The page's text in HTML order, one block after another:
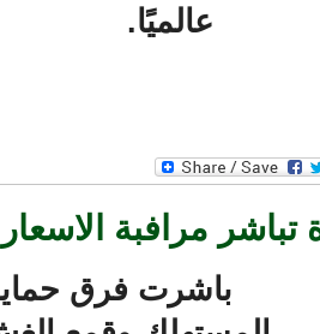
عالميًا.
مرافبة الاسعار
باشرت فرق حماية